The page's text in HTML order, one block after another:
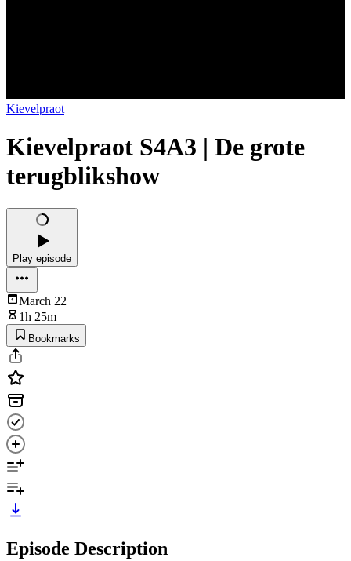
Kievelpraot
Kievelpraot S4A3 | De grote
terugblikshow
Play episode
March 22
1h 25m
Bookmarks
Episode Description